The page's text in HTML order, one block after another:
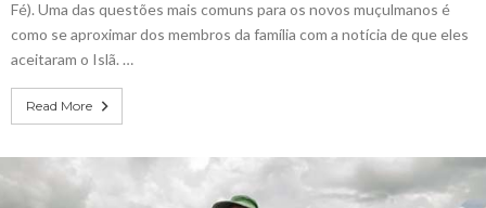
Fé). Uma das questões mais comuns para os novos muçulmanos é
como se aproximar dos membros da família com a notícia de que eles
aceitaram o Islã. …
Read More